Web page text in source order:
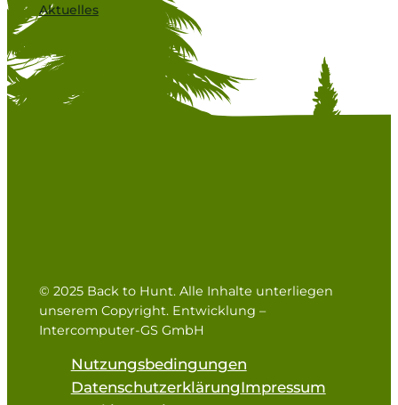
Aktuelles
© 2025 Back to Hunt. Alle Inhalte unterliegen
unserem Copyright. Entwicklung –
Intercomputer-GS GmbH
Nutzungsbedingungen
DatenschutzerklärungImpressum